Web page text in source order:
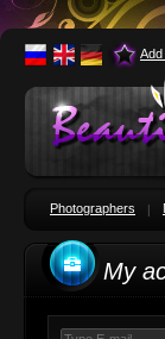
Photographers
My